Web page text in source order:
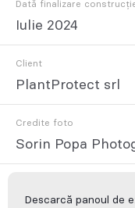
Dată finalizare
Iulie 2024
Client
PlantProtect srl
Credite foto
Sorin Popa
Descarcă panoul de